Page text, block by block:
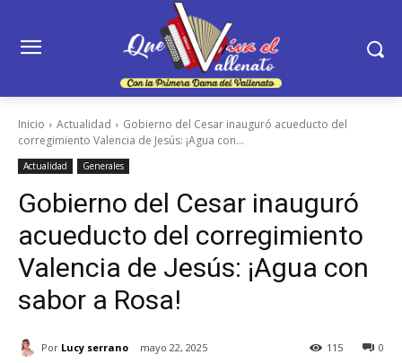
Inicio Actualidad
Gobierno del Cesar inauguró acueducto del
corregimiento Valencia de Jesús: ¡Agua con...
Actualidad Generales
Gobierno del Cesar inauguró
acueducto del corregimiento
Valencia de Jesús: ¡Agua con
sabor a Rosa!
Por Lucy serrano mayo 22, 2025 0
115